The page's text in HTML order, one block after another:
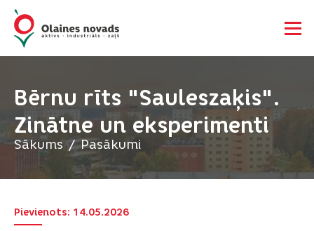
Bērnu rīts "Sauleszaķis".
Zinātne un eksperimenti
Sākums Pasākumi
Pievienots: 14.05.2026